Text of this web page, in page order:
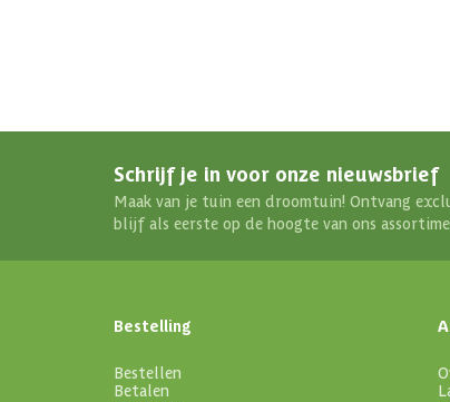
Schrijf je in voor onze nieuwsbrief
Maak van je tuin een droomtuin! Ontvang
blijf als eerste op de hoogte van ons
Bestelling
Bestellen
Betalen